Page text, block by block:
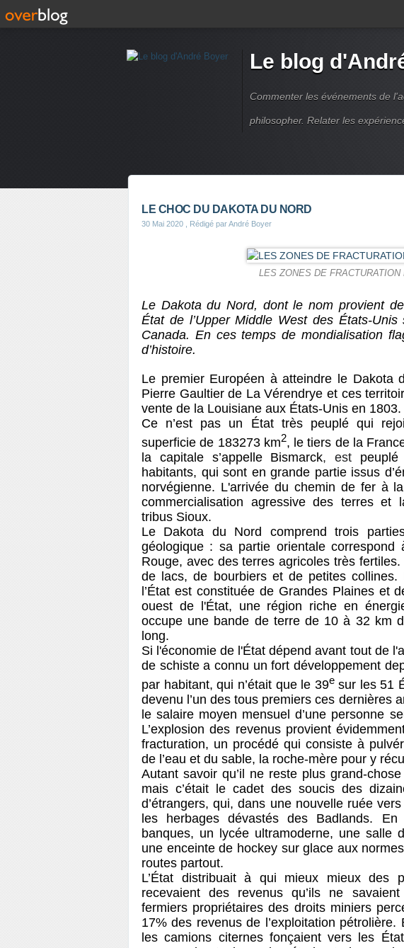
Le blog
Commenter les événements de
philosopher. Relater les
LE CHOC DU DAKOTA DU NORD
30 Mai 2020 , Rédigé par André Boyer
LES ZONES DE FRACTURATION
Le Dakota du Nord, dont le nom provient
État de l’Upper Middle West des États-
Canada. En ces temps de mondialisation
d’histoire.
Le premier Européen à atteindre le Dakota
Pierre Gaultier de La Vérendrye et ces
vente de la Louisiane aux États-Unis en 1803.
Ce n’est pas un État très peuplé qui
superficie de 183273 km2, le tiers de la
la capitale s’appelle Bismarck, est
habitants, qui sont en grande partie issus
norvégienne. L'arrivée du chemin de fer à
commercialisation agressive des terres et
tribus Sioux.
Le Dakota du Nord comprend trois
géologique : sa partie orientale
Rouge, avec des terres agricoles très
de lacs, de bourbiers et de petites
l’État est constituée de Grandes Plaines et
ouest de l'État, une région riche en
occupe une bande de terre de 10 à 32 km
long.
Si l'économie de l'État dépend avant tout de
de schiste a connu un fort développement
par habitant, qui n’était que le 39e sur les 51
devenu l’un des tous premiers ces dernières
le salaire moyen mensuel d’une personne
L’explosion des revenus provient
fracturation, un procédé qui consiste à
de l’eau et du sable, la roche-mère pour y
Autant savoir qu’il ne reste plus grand-
mais c’était le cadet des soucis des
d’étrangers, qui, dans une nouvelle ruée
les herbages dévastés des Badlands.
banques, un lycée ultramoderne, une salle
une enceinte de hockey sur glace aux
routes partout.
L’État distribuait à qui mieux mieux des
recevaient des revenus qu’ils ne
fermiers propriétaires des droits miniers
17% des revenus de l’exploitation
les camions citernes fonçaient vers les